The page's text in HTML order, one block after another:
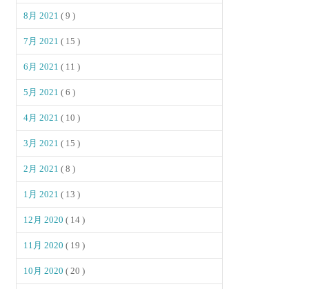
8月 2021( 9 )
7月 2021( 15 )
6月 2021( 11 )
5月 2021( 6 )
4月 2021( 10 )
3月 2021( 15 )
2月 2021( 8 )
1月 2021( 13 )
12月 2020( 14 )
11月 2020( 19 )
10月 2020( 20 )